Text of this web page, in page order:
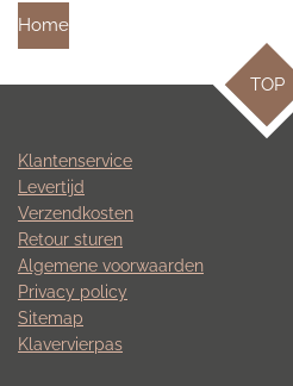
Home
TOP
Klantenservice
Levertijd
Verzendkosten
Retour sturen
Algemene voorwaarden
Privacy policy
Sitemap
Klavervierpas